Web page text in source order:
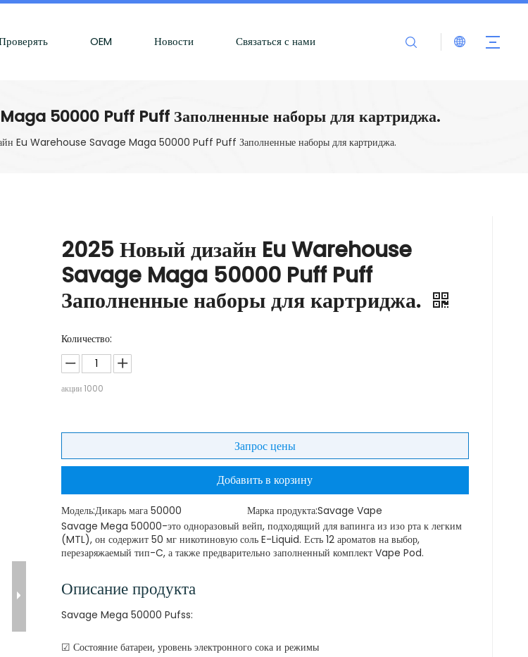
OEM Новости Связаться с нами
50000 Puff Puff Заполненные наборы для картриджа.
Eu Warehouse Savage Maga 50000 Puff Puff Заполненные наборы для картриджа.
2025 Новый дизайн Eu Warehouse
Savage Maga 50000 Puff Puff
Заполненные наборы для картриджа.
Количество:
акции1000
Запрос цены
Добавить в корзину
Модель:Дикарь мага 50000 Марка продукта:Savage Vape
Savage Mega 50000-это одноразовый вейп, подходящий для вапинга из изо рта к легким
(MTL), он содержит 50 мг никотиновую соль E-Liquid. Есть 12 ароматов на выбор,
перезаряжаемый тип-C, а также предварительно заполненный комплект Vape Pod.
Описание продукта
Savage Mega 50000 Pufss:
☑ Состояние батареи, уровень электронного сока и режимы